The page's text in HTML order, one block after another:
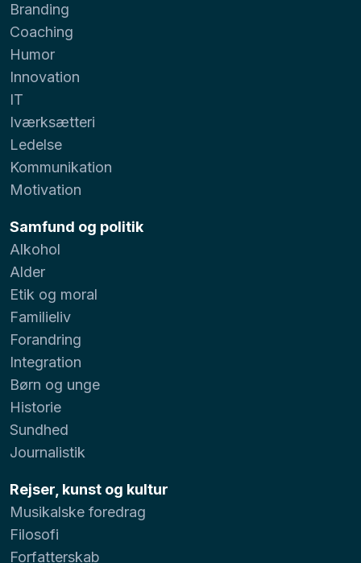
Branding
Coaching
Humor
Innovation
IT
Iværksætteri
Ledelse
Kommunikation
Motivation
Samfund og politik
Alkohol
Alder
Etik og moral
Familieliv
Forandring
Integration
Børn og unge
Historie
Sundhed
Journalistik
Rejser, kunst og kultur
Musikalske foredrag
Filosofi
Forfatterskab